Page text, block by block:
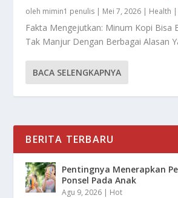
oleh mimin1 penulis | Mei 7, 2026 | Health |
Fakta Mengejutkan: Minum Kopi Bisa
Tak Manjur Dengan Berbagai Alasan
BACA SELENGKAPNYA
BERITA TERBARU
Pentingnya Menerapkan
Ponsel Pada Anak
Agu 9, 2026 | Hot